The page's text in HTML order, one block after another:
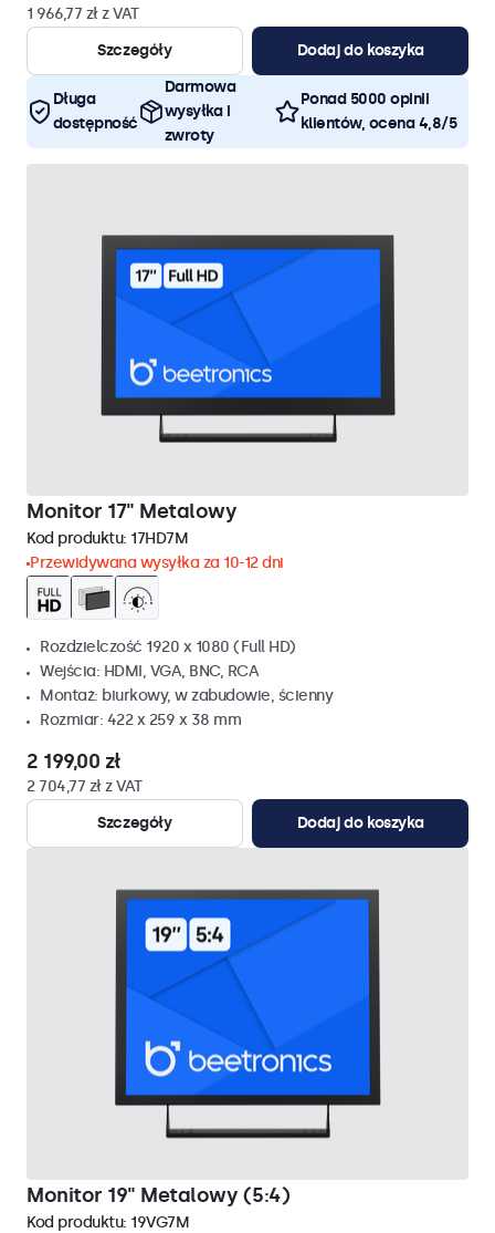
1 966,77 zł z VAT
Szczegóły
Dodaj do koszyka
Długa
dostępność
Darmowa
wysyłka i
zwroty
Ponad 5000 opinii
klientów, ocena 4,8/5
Monitor 17" Metalowy
Kod produktu: 17HD7M
Przewidywana wysyłka za 10-12 dni
Rozdzielczość 1920 x 1080 (Full HD)
Wejścia: HDMI, VGA, BNC, RCA
Montaż: biurkowy, w zabudowie, ścienny
Rozmiar: 422 x 259 x 38 mm
2 199,00 zł
2 704,77 zł z VAT
Szczegóły
Dodaj do koszyka
Monitor 19" Metalowy (5:4)
Kod produktu: 19VG7M